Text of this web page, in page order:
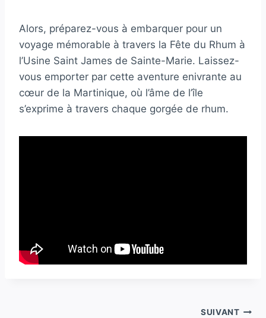
Alors, préparez-vous à embarquer pour un
voyage mémorable à travers la Fête du Rhum à
l’Usine Saint James de Sainte-Marie. Laissez-
vous emporter par cette aventure enivrante au
cœur de la Martinique, où l’âme de l’île
s’exprime à travers chaque gorgée de rhum.
SUIVANT